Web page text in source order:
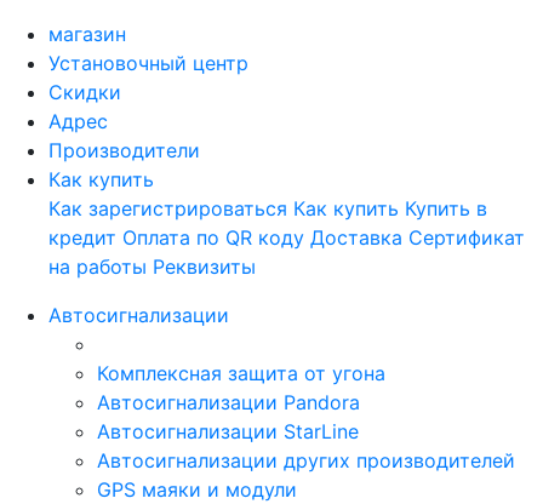
магазин
Установочный центр
Скидки
Адрес
Производители
Как купить
Как зарегистрироваться Как купить Купить в
кредит Оплата по QR коду Доставка Сертификат
на работы Реквизиты
Автосигнализации
Комплексная защита от угона
Автосигнализации Pandora
Автосигнализации StarLine
Автосигнализации других производителей
GPS маяки и модули